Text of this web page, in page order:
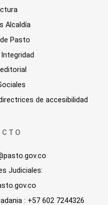
Alcaldía
Pasto
de accesibilidad
Judiciales:
: +57 602 7244326